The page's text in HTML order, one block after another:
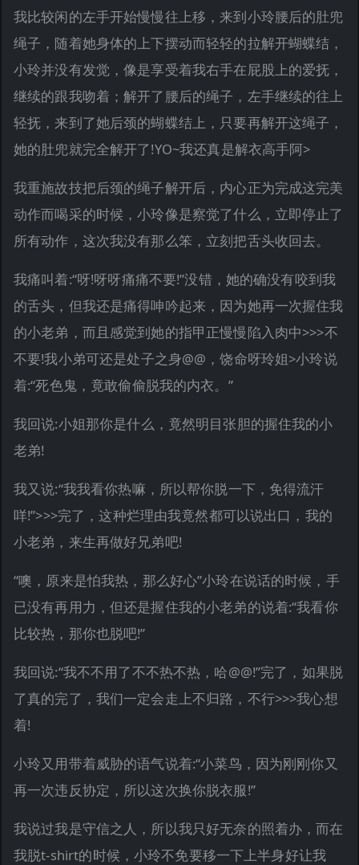
我比较闲的左手开始慢慢往上移，来到小玲腰后的肚兜
绳子，随着她身体的上下摆动而轻轻的拉解开蝴蝶结，
小玲并没有发觉，像是享受着我右手在屁股上的爱抚，
继续的跟我吻着；解开了腰后的绳子，左手继续的往上
轻抚，来到了她后颈的蝴蝶结上，只要再解开这绳子，
她的肚兜就完全解开了!YO~我还真是解衣高手阿>
我重施故技把后颈的绳子解开后，内心正为完成这完美
动作而喝采的时候，小玲像是察觉了什么，立即停止了
所有动作，这次我没有那么笨，立刻把舌头收回去。
我痛叫着:“呀!呀呀痛痛不要!”没错，她的确没有咬到我
的舌头，但我还是痛得呻吟起来，因为她再一次握住我
的小老弟，而且感觉到她的指甲正慢慢陷入肉中>>>不
不要!我小弟可还是处子之身@@，饶命呀玲姐>小玲说
着:“死色鬼，竟敢偷偷脱我的内衣。”
我回说:小姐那你是什么，竟然明目张胆的握住我的小
老弟!
我又说:“我我看你热嘛，所以帮你脱一下，免得流汗
咩!”>>>完了，这种烂理由我竟然都可以说出口，我的
小老弟，来生再做好兄弟吧!
“噢，原来是怕我热，那么好心”小玲在说话的时候，手
已没有再用力，但还是握住我的小老弟的说着:“我看你
比较热，那你也脱吧!”
我回说:“我不不用了不不热不热，哈@@!”完了，如果脱
了真的完了，我们一定会走上不归路，不行>>>我心想
着!
小玲又用带着威胁的语气说着:“小菜鸟，因为刚刚你又
再一次违反协定，所以这次换你脱衣服!”
我说过我是守信之人，所以我只好无奈的照着办，而在
我脱t-shirt的时候，小玲不免要移一下上半身好让我